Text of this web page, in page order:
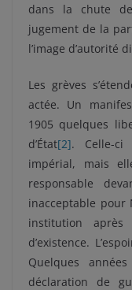
dans la chute
jugement de la
l’image d’autorité
Les grèves
actée. Un
1905 quelques
d’État[2]. Celle-ci
impérial, mais
responsable
inacceptable pour
institution
d’existence.
Quelques
déclaration de